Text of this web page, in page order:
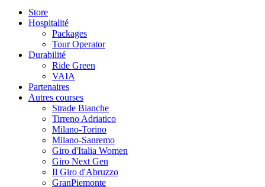
Store
Hospitalité
Packages
Tour Operator
Durabilité
Ride Green
VAIA
Partenaires
Autres courses
Strade Bianche
Tirreno Adriatico
Milano-Torino
Milano-Sanremo
Giro d'Italia Women
Giro Next Gen
Il Giro d'Abruzzo
GranPiemonte